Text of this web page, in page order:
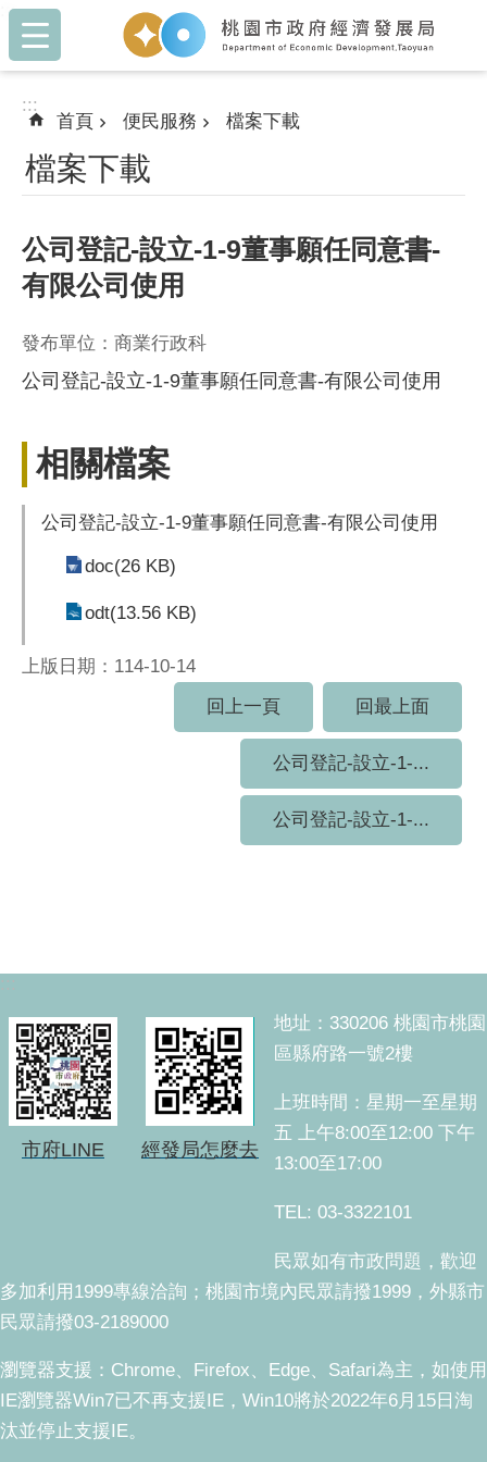
跳到主要內容區塊
:::
:::
首頁 便民服務 檔案下載
檔案下載
公司登記-設立-1-9董事願任同意書-
有限公司使用
發布單位：商業行政科
公司登記-設立-1-9董事願任同意書-有限公司使用
相關檔案
公司登記-設立-1-9董事願任同意書-有限公司使用
doc(26 KB)
odt(13.56 KB)
上版日期：114-10-14
回上一頁
回最上面
公司登記-設立-1-...
公司登記-設立-1-...
:::
市府LINE 經發局怎麼去
地址：330206 桃園市桃園
區縣府路一號2樓
上班時間：星期一至星期
五 上午8:00至12:00 下午
13:00至17:00
TEL: 03-3322101
民眾如有市政問題，歡迎
多加利用1999專線洽詢；桃園市境內民眾請撥1999，外縣市
民眾請撥03-2189000
瀏覽器支援：Chrome、Firefox、Edge、Safari為主，如使用
IE瀏覽器Win7已不再支援IE，Win10將於2022年6月15日淘
汰並停止支援IE。